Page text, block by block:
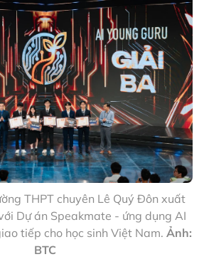
THPT chuyên Lê Quý Đôn xuất
Dự án Speakmate - ứng dụng AI
tiếp cho học sinh Việt Nam. Ảnh:
BTC